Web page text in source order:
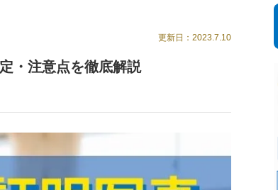
更新日：2023.7.10
・注意点を徹底解説